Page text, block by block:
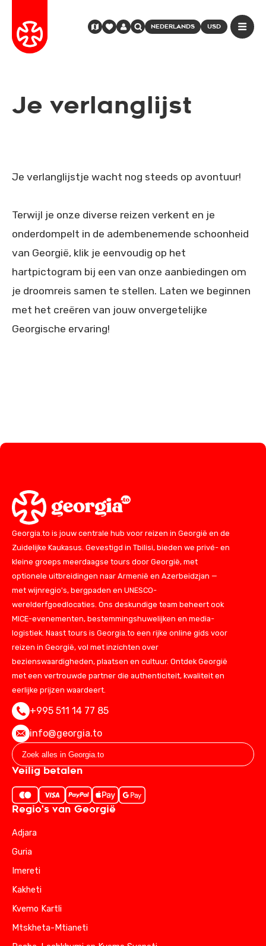
NEDERLANDS USD
Je verlanglijst
Je verlanglijstje wacht nog steeds op avontuur!
Terwijl je onze diverse reizen verkent en je
onderdompelt in de adembenemende schoonheid
van Georgië, klik je eenvoudig op het
hartpictogram bij een van onze aanbiedingen om
je droomreis samen te stellen. Laten we beginnen
met het creëren van jouw onvergetelijke
Georgische ervaring!
Georgia.to is jouw centrale hub voor reizen in Georgië en de
Zuidelijke Kaukasus. Gevestigd in Tbilisi, bieden we privé- en
kleine groeps meerdaagse tours door Georgië, met
optionele uitbreidingen naar Armenië en Azerbeidzjan —
met wijnregio's, bergpaden en UNESCO-
werelderfgoedlocaties. Ons deskundige team beheert ook
MICE-evenementen, bestemmingshuwelijken en media-
logistiek. Naast tours is Georgia.to een rijke online gids voor
reizen in Georgië, vol met inzichten over
bezienswaardigheden, plaatsen en cultuur. Ontdek Georgië
met een vertrouwde partner die authenticiteit, kwaliteit en
eerlijke prijzen waardeert.
+995 511 14 77 85
info@georgia.to
Veilig betalen
Regio's van Georgië
Adjara
Guria
Imereti
Kakheti
Kvemo Kartli
Mtskheta-Mtianeti